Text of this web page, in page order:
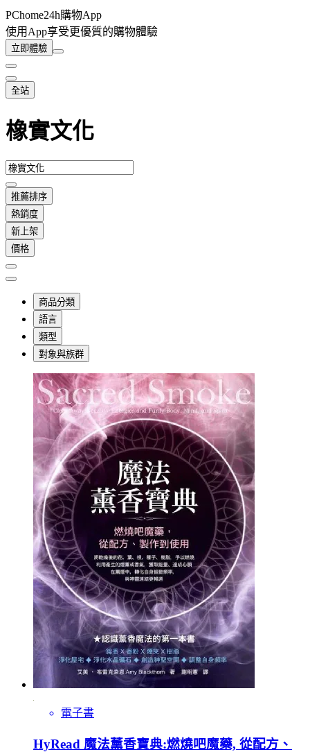
PChome24h購物App
使用App享受更優質的購物體驗
立即體驗
全站
橡實文化
推薦排序
熱銷度
新上架
價格
商品分類
語言
類型
對象與族群
電子書
HyRead 魔法薰香寶典:燃燒吧魔藥, 從配方、